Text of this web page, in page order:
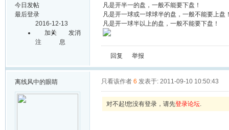
今日发帖
最后登录
2016-12-13
加关
注
发消
息
凡是开半一的盘，一般不能要下盘！
凡是开一球或一球球半的盘，一般不能要上盘
凡是开一球半以上的盘，一般不能要下盘！
回复 举报
离线风中的眼睛 只看该作者 6 发表于: 2011-09-10 10:50:43
对不起!您没有登录，请先登录论坛.